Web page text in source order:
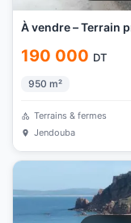
À vendre – Terrain
190 000 DT
950 m²
Terrains & fermes
Jendouba